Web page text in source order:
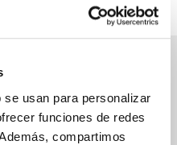
usan para personalizar
funciones de redes
compartimos
crédito/débito